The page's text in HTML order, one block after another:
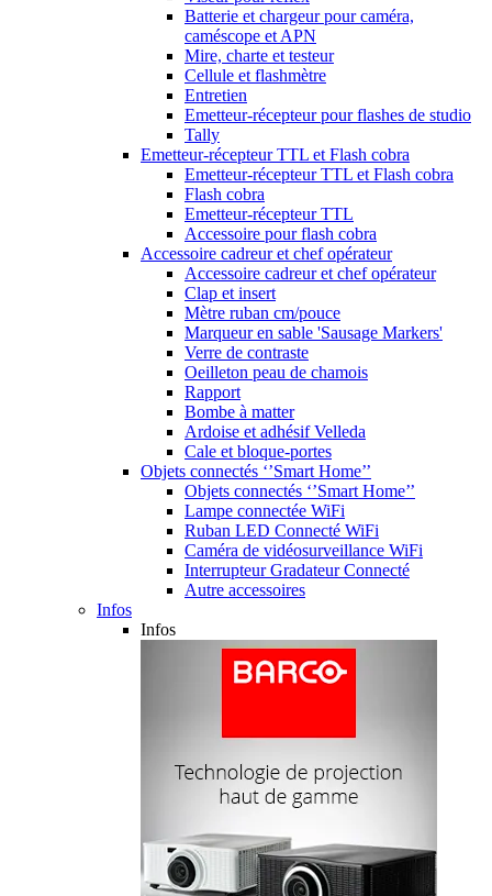
Batterie et chargeur pour caméra,
caméscope et APN
Mire, charte et testeur
Cellule et flashmètre
Entretien
Emetteur-récepteur pour flashes de studio
Tally
Emetteur-récepteur TTL et Flash cobra
Emetteur-récepteur TTL et Flash cobra
Flash cobra
Emetteur-récepteur TTL
Accessoire pour flash cobra
Accessoire cadreur et chef opérateur
Accessoire cadreur et chef opérateur
Clap et insert
Mètre ruban cm/pouce
Marqueur en sable 'Sausage Markers'
Verre de contraste
Oeilleton peau de chamois
Rapport
Bombe à matter
Ardoise et adhésif Velleda
Cale et bloque-portes
Objets connectés ‘’Smart Home’’
Objets connectés ‘’Smart Home’’
Lampe connectée WiFi
Ruban LED Connecté WiFi
Caméra de vidéosurveillance WiFi
Interrupteur Gradateur Connecté
Autre accessoires
Infos
Infos